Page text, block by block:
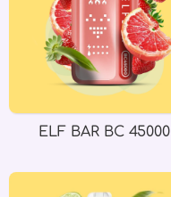
ELF BAR BC 45000